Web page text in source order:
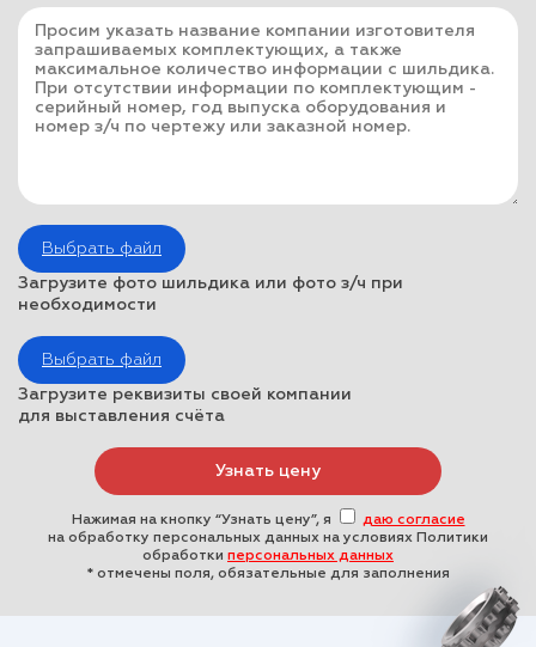
Выбрать файл
Загрузите фото шильдика или фото з/ч при
необходимости
Выбрать файл
Загрузите реквизиты своей компании
для выставления счёта
Нажимая на кнопку “Узнать цену”, я
даю согласие
на обработку персональных данных на условиях Политики
обработки персональных данных
* отмечены поля, обязательные для заполнения